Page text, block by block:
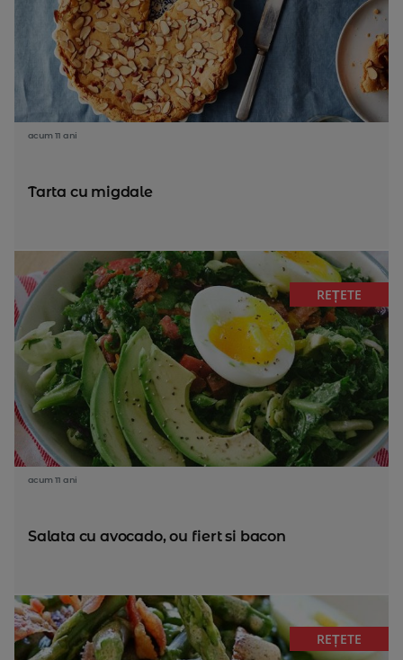
acum 11 ani
Tarta cu migdale
REȚETE
acum 11 ani
Salata cu avocado, ou fiert si bacon
REȚETE